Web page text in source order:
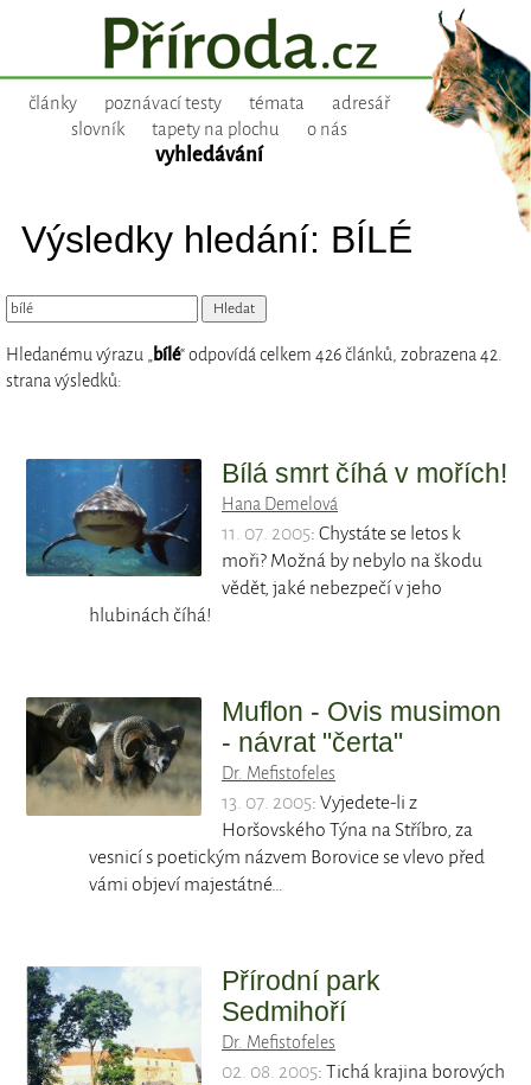
články poznávací testy témata
adresář
slovník
tapety na plochu o nás
vyhledávání
Výsledky hledání: BÍLÉ
Hledanému výrazu „bílé“ odpovídá celkem 426 článků, zobrazena 42.
strana výsledků:
Bílá smrt číhá v mořích!
Hana Demelová
11. 07. 2005: Chystáte se letos k
moři? Možná by nebylo na škodu
vědět, jaké nebezpečí v jeho
hlubinách číhá!
Muflon - Ovis musimon
- návrat "čerta"
Dr. Mefistofeles
13. 07. 2005: Vyjedete-li z
Horšovského Týna na Stříbro, za
vesnicí s poetickým názvem Borovice se vlevo před
vámi objeví majestátné…
Přírodní park
Sedmihoří
Dr. Mefistofeles
02. 08. 2005: Tichá krajina borových